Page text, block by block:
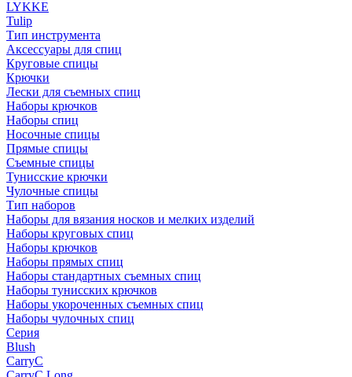
LYKKE
Tulip
Тип инструмента
Аксессуары для спиц
Круговые спицы
Крючки
Лески для съемных спиц
Наборы крючков
Наборы спиц
Носочные спицы
Прямые спицы
Съемные спицы
Тунисские крючки
Чулочные спицы
Тип наборов
Наборы для вязания носков и мелких изделий
Наборы круговых спиц
Наборы крючков
Наборы прямых спиц
Наборы стандартных съемных спиц
Наборы тунисских крючков
Наборы укороченных съемных спиц
Наборы чулочных спиц
Серия
Blush
CarryC